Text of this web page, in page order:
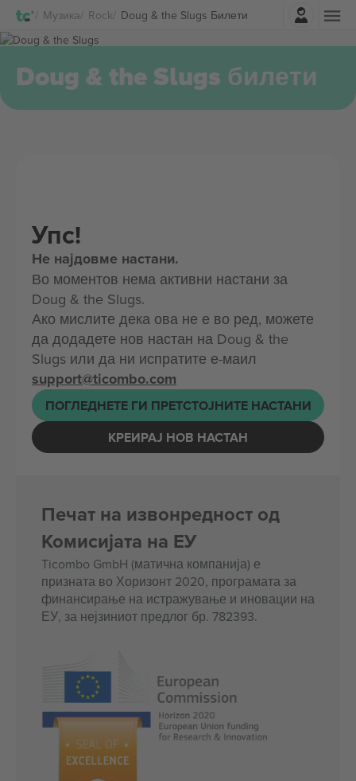
Музика Rock Doug & the Slugs Билети
Најави се
Doug & the Slugs билети
Упс!
Не најдовме настани.
Во моментов нема активни настани за
Doug & the Slugs.
Ако мислите дека ова не е во ред, можете
да додадете нов настан на Doug & the
Slugs или да ни испратите е-маил
support@ticombo.com
ПОГЛЕДНЕТЕ ГИ ПРЕТСТОЈНИТЕ НАСТАНИ
КРЕИРАЈ НОВ НАСТАН
Печат на извонредност од
Комисијата на ЕУ
Ticombo GmbH (матична компанија) е
призната во Хоризонт 2020, програмата за
финансирање на истражување и иновации на
ЕУ, за нејзиниот предлог бр. 782393.